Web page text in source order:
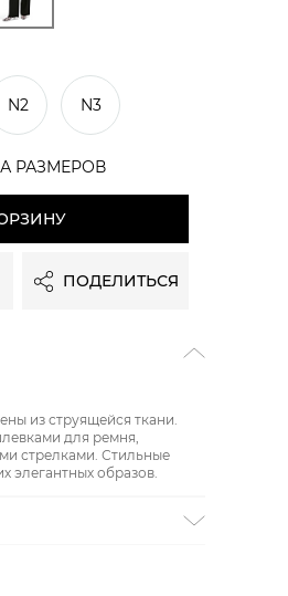
N2 N3
РАЗМЕРОВ
ПОДЕЛИТЬСЯ
из струящейся ткани.
для ремня,
стрелками. Стильные
элегантных образов.